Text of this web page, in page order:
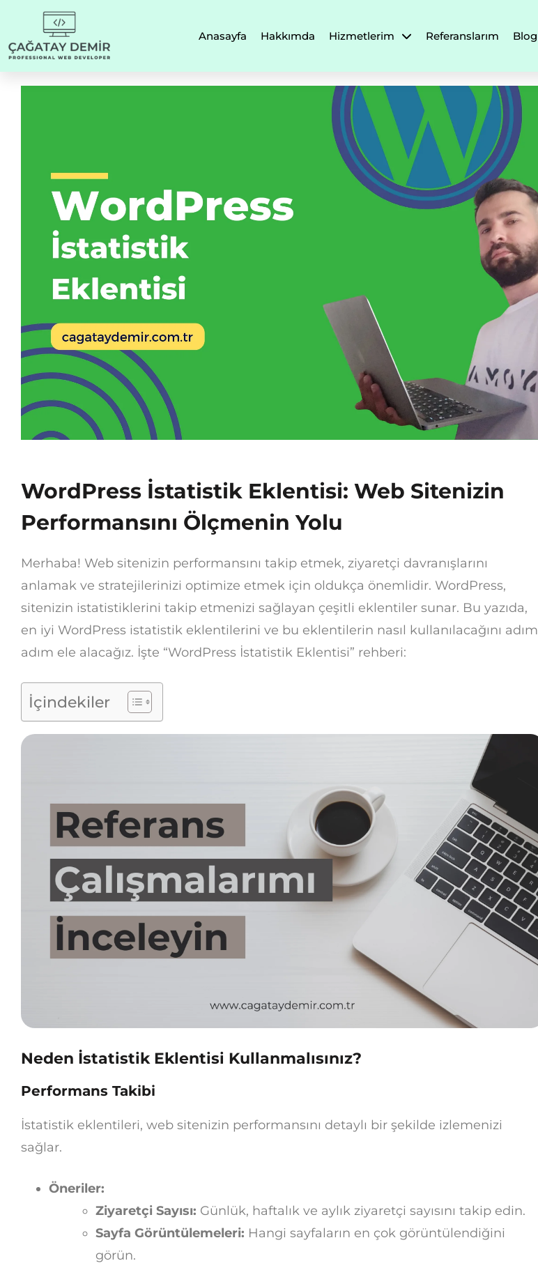
Anasayfa Hakkımda Hizmetlerim Referanslarım Blog
WordPress İstatistik Eklentisi: Web Sitenizin
Performansını Ölçmenin Yolu
Merhaba! Web sitenizin performansını takip etmek, ziyaretçi davranışlarını
anlamak ve stratejilerinizi optimize etmek için oldukça önemlidir. WordPress,
sitenizin istatistiklerini takip etmenizi sağlayan çeşitli eklentiler sunar. Bu yazıda,
en iyi WordPress istatistik eklentilerini ve bu eklentilerin nasıl kullanılacağını adım
adım ele alacağız. İşte “WordPress İstatistik Eklentisi” rehberi:
İçindekiler
Neden İstatistik Eklentisi Kullanmalısınız?
Performans Takibi
İstatistik eklentileri, web sitenizin performansını detaylı bir şekilde izlemenizi
sağlar.
Öneriler:
Ziyaretçi Sayısı: Günlük, haftalık ve aylık ziyaretçi sayısını takip edin.
Sayfa Görüntülemeleri: Hangi sayfaların en çok görüntülendiğini
görün.